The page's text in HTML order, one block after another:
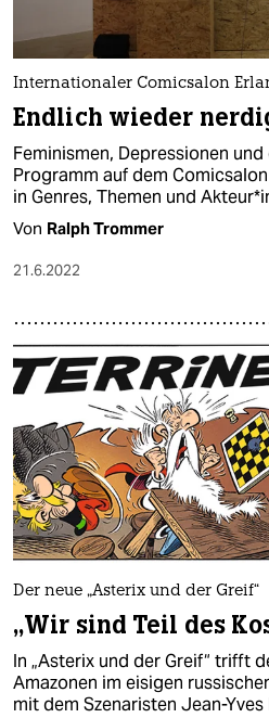
Internationaler Comicsalon
Endlich wieder
Feminismen, Depressionen
Programm auf dem
in Genres, Themen und
Von Ralph Trommer
21.6.2022
Der neue „Asterix und der Greif“
„Wir sind Teil des
In „Asterix und der Greif“ trifft
Amazonen im eisigen
mit dem Szenaristen Jean-Yves